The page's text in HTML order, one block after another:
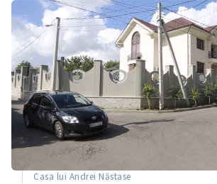
Casa lui Andrei Năstase